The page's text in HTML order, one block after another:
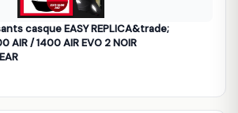
casque EASY REPLICA&trade;
AIR / 1400 AIR EVO 2 NOIR